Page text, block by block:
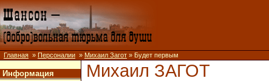
Главная » Персоналии » Михаил Загот » Будет первым
Информация Михаил ЗАГОТ